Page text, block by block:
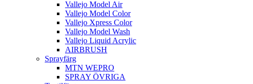
Vallejo Model Air
Vallejo Model Color
Vallejo Xpress Color
Vallejo Model Wash
Vallejo Liquid Acrylic
AIRBRUSH
Sprayfärg
MTN WEPRO
SPRAY ÖVRIGA